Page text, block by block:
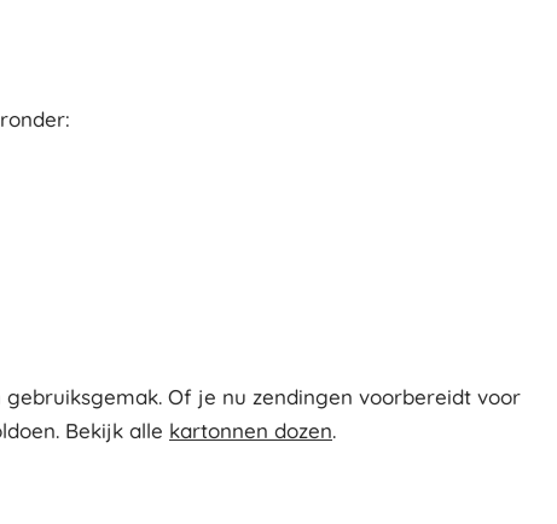
Of je nu zendingen voorbereidt voor
Bekijk alle kartonnen dozen.